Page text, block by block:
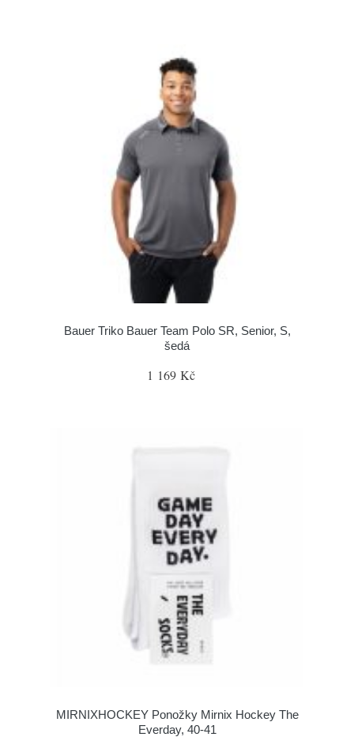
Bauer Triko Bauer Team Polo SR, Senior, S,
šedá
1 169 Kč
MIRNIXHOCKEY Ponožky Mirnix Hockey The
Everday, 40-41